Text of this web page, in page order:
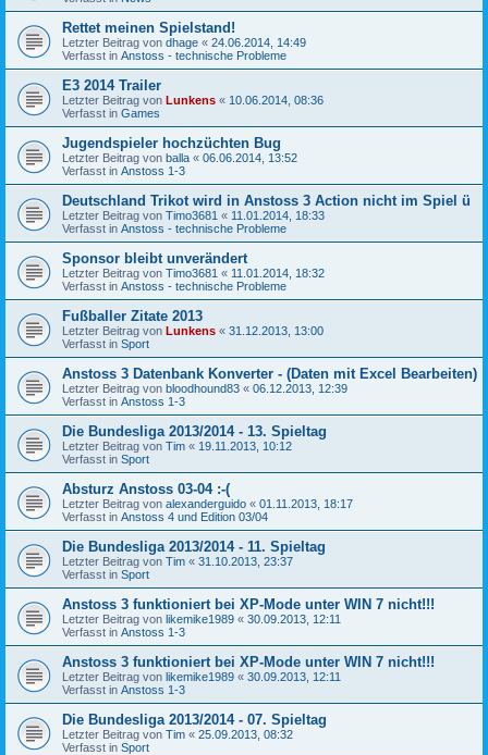
Rettet meinen Spielstand!
Letzter Beitrag von dhage « 24.06.2014, 14:49
Verfasst in Anstoss - technische Probleme
E3 2014 Trailer
Letzter Beitrag von Lunkens « 10.06.2014, 08:36
Verfasst in Games
Jugendspieler hochzüchten Bug
Letzter Beitrag von balla « 06.06.2014, 13:52
Verfasst in Anstoss 1-3
Deutschland Trikot wird in Anstoss 3 Action nicht im Spiel ü
Letzter Beitrag von Timo3681 « 11.01.2014, 18:33
Verfasst in Anstoss - technische Probleme
Sponsor bleibt unverändert
Letzter Beitrag von Timo3681 « 11.01.2014, 18:32
Verfasst in Anstoss - technische Probleme
Fußballer Zitate 2013
Letzter Beitrag von Lunkens « 31.12.2013, 13:00
Verfasst in Sport
Anstoss 3 Datenbank Konverter - (Daten mit Excel Bearbeiten)
Letzter Beitrag von bloodhound83 « 06.12.2013, 12:39
Verfasst in Anstoss 1-3
Die Bundesliga 2013/2014 - 13. Spieltag
Letzter Beitrag von Tim « 19.11.2013, 10:12
Verfasst in Sport
Absturz Anstoss 03-04 :-(
Letzter Beitrag von alexanderguido « 01.11.2013, 18:17
Verfasst in Anstoss 4 und Edition 03/04
Die Bundesliga 2013/2014 - 11. Spieltag
Letzter Beitrag von Tim « 31.10.2013, 23:37
Verfasst in Sport
Anstoss 3 funktioniert bei XP-Mode unter WIN 7 nicht!!!
Letzter Beitrag von likemike1989 « 30.09.2013, 12:11
Verfasst in Anstoss 1-3
Anstoss 3 funktioniert bei XP-Mode unter WIN 7 nicht!!!
Letzter Beitrag von likemike1989 « 30.09.2013, 12:11
Verfasst in Anstoss 1-3
Die Bundesliga 2013/2014 - 07. Spieltag
Letzter Beitrag von Tim « 25.09.2013, 08:32
Verfasst in Sport